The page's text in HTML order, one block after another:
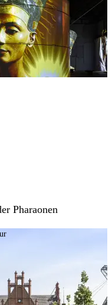
Pharaonen